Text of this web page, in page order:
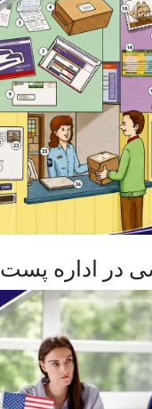
در اداره پست